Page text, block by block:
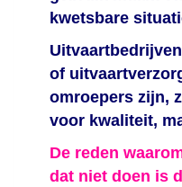
kwetsbare
of
omroepers zijn,
voor kwaliteit,
De reden
dat niet doen is